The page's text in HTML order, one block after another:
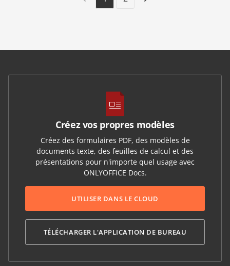
Créez vos propres modèles
Créez des formulaires PDF, des modèles de
documents texte, des feuilles de calcul et des
présentations pour n'importe quel usage avec
ONLYOFFICE Docs.
UTILISER DANS LE CLOUD
TÉLÉCHARGER L'APPLICATION DE BUREAU